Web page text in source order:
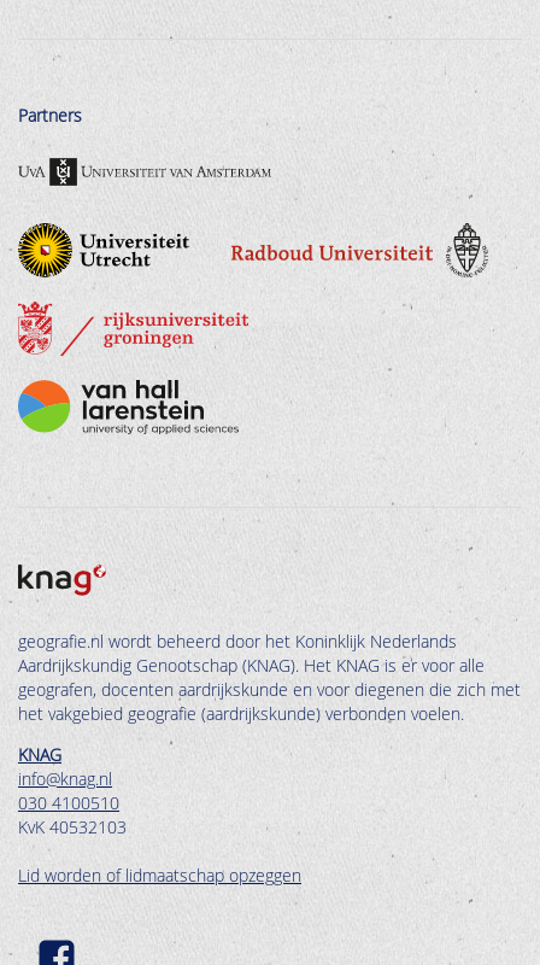
Partners
geografie.nl wordt beheerd door het Koninklijk Nederlands
Aardrijkskundig Genootschap (KNAG). Het KNAG is er voor alle
geografen, docenten aardrijkskunde en voor diegenen die zich met
het vakgebied geografie (aardrijkskunde) verbonden voelen.
KNAG
info@knag.nl
030 4100510
KvK 40532103
Lid worden of lidmaatschap opzeggen